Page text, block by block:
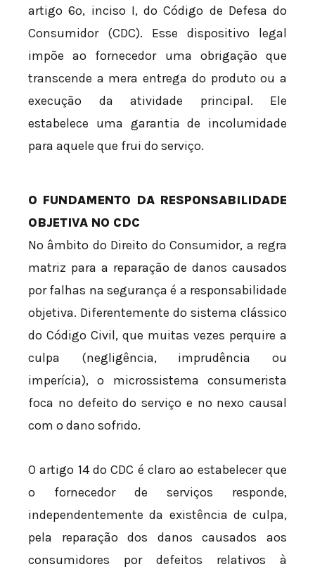
artigo 6º, inciso I, do Código de Defesa do
Consumidor (CDC). Esse dispositivo legal
impõe ao fornecedor uma obrigação que
transcende a mera entrega do produto ou a
execução da atividade principal. Ele
estabelece uma garantia de incolumidade
para aquele que frui do serviço.
O FUNDAMENTO DA RESPONSABILIDADE
OBJETIVA NO CDC
No âmbito do Direito do Consumidor, a regra
matriz para a reparação de danos causados
por falhas na segurança é a responsabilidade
objetiva. Diferentemente do sistema clássico
do Código Civil, que muitas vezes perquire a
culpa (negligência, imprudência ou
imperícia), o microssistema consumerista
foca no defeito do serviço e no nexo causal
com o dano sofrido.
O artigo 14 do CDC é claro ao estabelecer que
o fornecedor de serviços responde,
independentemente da existência de culpa,
pela reparação dos danos causados aos
consumidores por defeitos relativos à